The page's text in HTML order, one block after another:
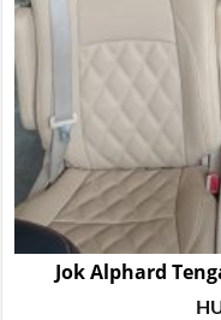
Jok Alphard